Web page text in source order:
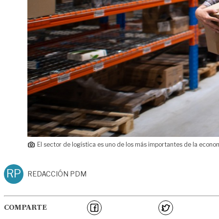
El sector de logística es uno de los más importantes de la
RP REDACCIÓN PDM
COMPARTE